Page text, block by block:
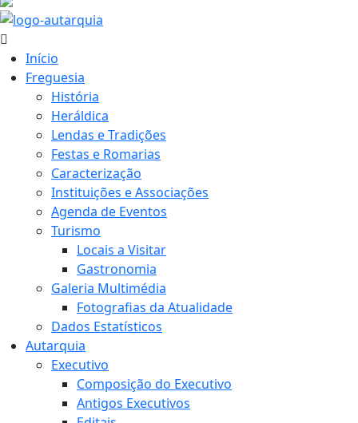
Início
Freguesia
História
Heráldica
Lendas e Tradições
Festas e Romarias
Caracterização
Instituições e Associações
Agenda de Eventos
Turismo
Locais a Visitar
Gastronomia
Galeria Multimédia
Fotografias da Atualidade
Dados Estatísticos
Autarquia
Executivo
Composição do Executivo
Antigos Executivos